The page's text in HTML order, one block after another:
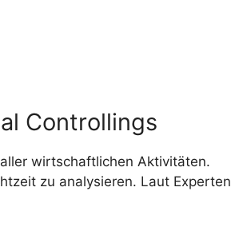
Controllings
wirtschaftlichen Aktivitäten.
zu analysieren. Laut Experten